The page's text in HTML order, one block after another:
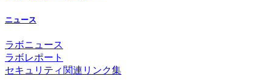
ニュース
ラボニュース
ラボレポート
セキュリティ関連リンク集